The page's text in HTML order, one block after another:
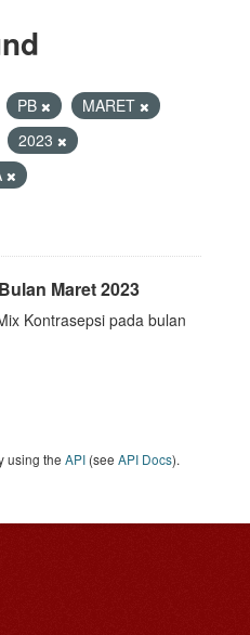
PB
MARET
2023
Maret 2023
Kontrasepsi pada bulan
using the API (see API Docs).